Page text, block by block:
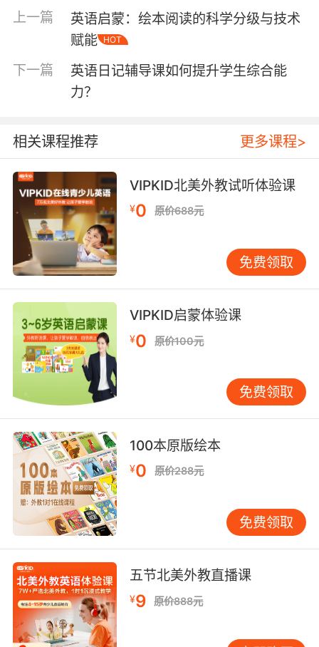
时，思维模式是相对固定的，而切换到英语进行
日记写作，需要学生打破固有的思维定式，按照
英语的语言习惯来组织思路。比如，在描述一个
事件时，英语的表达方式可能更注重逻辑性和连
贯性，会先总述再分述，或者按照时间、空间等
特定顺序展开。学生在长期的日记写作过程中，
心应手，而且在英语口语表达和阅读理解方面也
会受益匪浅。就像VIPKID所倡导的沉浸式英语学
习理念一样，让学生在真实的语言运用情境中，
自然而然地培养英语思维，从而全面提升英语综
合能力。
二、培养良好写作习惯
良好的写作习惯是学好英语写作的关键，英语日
一方面，英语日记辅导课能够让学生养成定期写
作的习惯。学习语言需要持之以恒的练习，而日
记这种形式正好为学生提供了一个日常练习写作
的契机。每天花一定的时间来记录自己的生活、
想法和感受，就像是为英语学习注入了一股稳定
的水流，日积月累，学生的写作能力会在不知不
学生不再把写作当作一种任务，而是作为一种自
然而然的表达需求，就像我们每天用母语记录生
活一样。
另一方面，辅导课能够引导学生注重写作的细节
和规范。在日记写作中，从单词的拼写、语法的
正确使用，到句子结构的合理性，再到段落的划
分和文章的整体布局，都有严格的要求。老师在
辅导过程中会针对这些问题进行细致的指导，帮
助学生逐步纠正错误，完善写作技巧。例如，在
批改日记时，老师会指出学生常见的拼写错误，
如“ Tuesday”错写成“Tuesday” ，或者语法错
上一篇
英语启蒙：绘本阅读的科学分级与技术
赋能
HOT
下一篇
英语日记辅导课如何提升学生综合能
力？
相关课程推荐 更多课程>
VIPKID北美外教试听体验课
¥0 原价688元
免费领取
VIPKID启蒙体验课
¥0 原价100元
免费领取
100本原版绘本
¥0 原价288元
免费领取
五节北美外教直播课
¥9 原价888元